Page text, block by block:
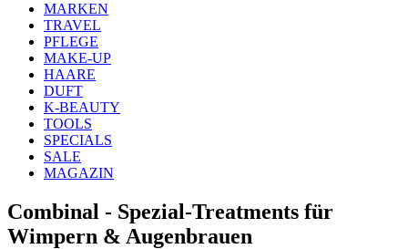
MARKEN
TRAVEL
PFLEGE
MAKE-UP
HAARE
DUFT
K-BEAUTY
TOOLS
SPECIALS
SALE
MAGAZIN
Combinal - Spezial-Treatments für
Wimpern & Augenbrauen